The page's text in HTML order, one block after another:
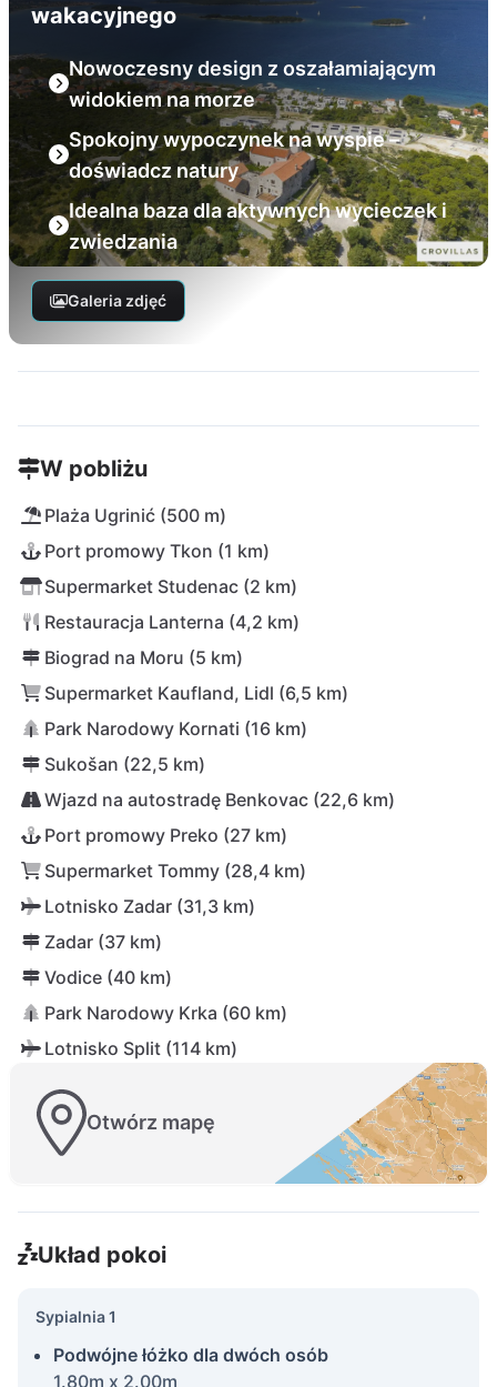
wakacyjnego
Nowoczesny design z oszałamiającym
widokiem na morze
Spokojny wypoczynek na wyspie –
doświadcz natury
Idealna baza dla aktywnych wycieczek i
zwiedzania
Galeria zdjęć
W pobliżu
Plaża Ugrinić (500 m)
Port promowy Tkon (1 km)
Supermarket Studenac (2 km)
Restauracja Lanterna (4,2 km)
Biograd na Moru (5 km)
Supermarket Kaufland, Lidl (6,5 km)
Park Narodowy Kornati (16 km)
Sukošan (22,5 km)
Wjazd na autostradę Benkovac (22,6 km)
Port promowy Preko (27 km)
Supermarket Tommy (28,4 km)
Lotnisko Zadar (31,3 km)
Zadar (37 km)
Vodice (40 km)
Park Narodowy Krka (60 km)
Lotnisko Split (114 km)
Otwórz mapę
Układ pokoi
Sypialnia 1
Podwójne łóżko dla dwóch osób
1.80m x 2.00m